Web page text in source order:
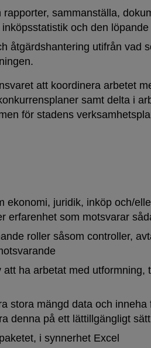
sammanställa,
och den
åtgärdshantering utifrån vad
att koordinera arbetet
samt delta i
för stadens
ekonomi, juridik, inköp och/
erfarenhet som motsvarar
roller såsom controller,
ha arbetat med utformning,
stora mängd data och inneha
denna på ett lättillgängligt sätt
i synnerhet Excel